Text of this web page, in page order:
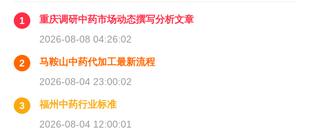
1
重庆调研中药市场动态撰写分析文章
2026-08-08 04:26:02
2
马鞍山中药代加工最新流程
2026-08-04 23:00:02
3
福州中药行业标准
2026-08-04 12:00:01